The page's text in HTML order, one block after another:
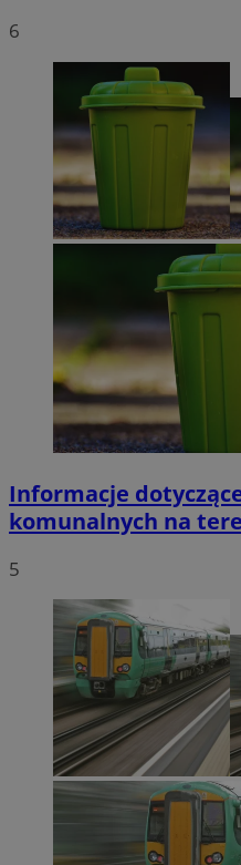
6
Informacje
komunalnych na
5